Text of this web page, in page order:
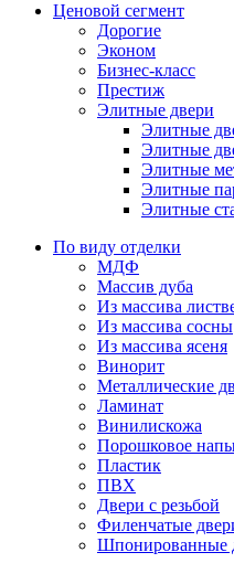
Ценовой сегмент
Дорогие
Эконом
Бизнес-класс
Престиж
Элитные двери
Элитные
Элитные
Элитные
Элитные
Элитные
По виду отделки
МДФ
Массив дуба
Из массива
Из массива сосны
Из массива ясеня
Винорит
Металлические
Ламинат
Винилискожа
Порошковое
Пластик
ПВХ
Двери с резьбой
Филенчатые
Шпонированные